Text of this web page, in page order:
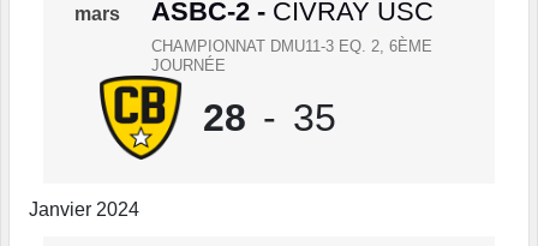
mars
ASBC-2 - CIVRAY USC
CHAMPIONNAT DMU11-3 EQ. 2, 6ÈME
JOURNÉE
28 - 35
Janvier 2024